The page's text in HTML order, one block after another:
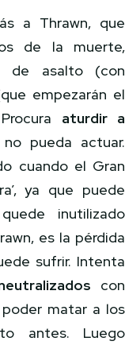
a Thrawn, que
de la muerte,
de asalto (con
empezarán el
aturdir a
pueda actuar.
cuando el Gran
ya que puede
inutilizado
es la pérdida
sufrir. Intenta
con
matar a los
antes. Luego